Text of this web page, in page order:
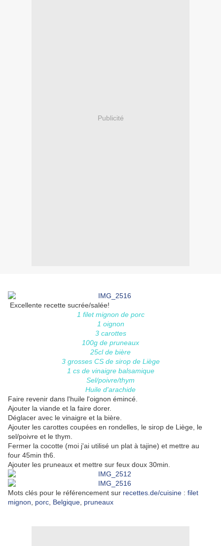
Publicité
Excellente recette sucrée/salée!
1 filet mignon de porc
1 oignon
3 carottes
100g de pruneaux
25cl de bière
3 grosses CS de sirop de Liège
1 cs de vinaigre balsamique
Sel/poivre/thym
Huile d'arachide
Faire revenir dans l'huile l'oignon émincé.
Ajouter la viande et la faire dorer.
Déglacer avec le vinaigre et la bière.
Ajouter les carottes coupées en rondelles, le sirop de Liège, le
sel/poivre et le thym.
Fermer la cocotte (moi j'ai utilisé un plat à tajine) et mettre au
four 45min th6.
Ajouter les pruneaux et mettre sur feux doux 30min.
Mots clés pour le référencement sur recettes.de/cuisine : filet
mignon
porc Belgique pruneaux